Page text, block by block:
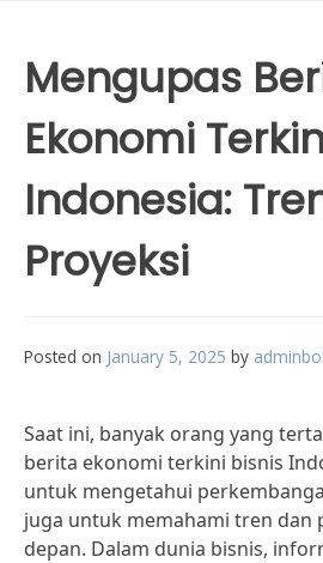
Mengupas
Ekonomi
Indonesia:
Proyeksi
Posted on January 5, 2025 by adminbol
Saat ini, banyak orang yang
berita ekonomi terkini bisnis
untuk mengetahui
juga untuk memahami tren dan
depan. Dalam dunia bisnis,